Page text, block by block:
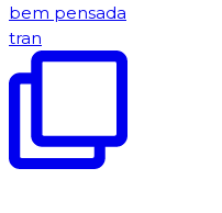
bem pensada
tran